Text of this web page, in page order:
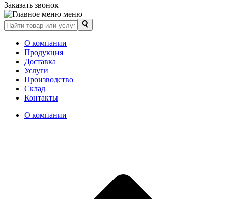
Заказать звонок
меню
О компании
Продукция
Доставка
Услуги
Производство
Склад
Контакты
О компании